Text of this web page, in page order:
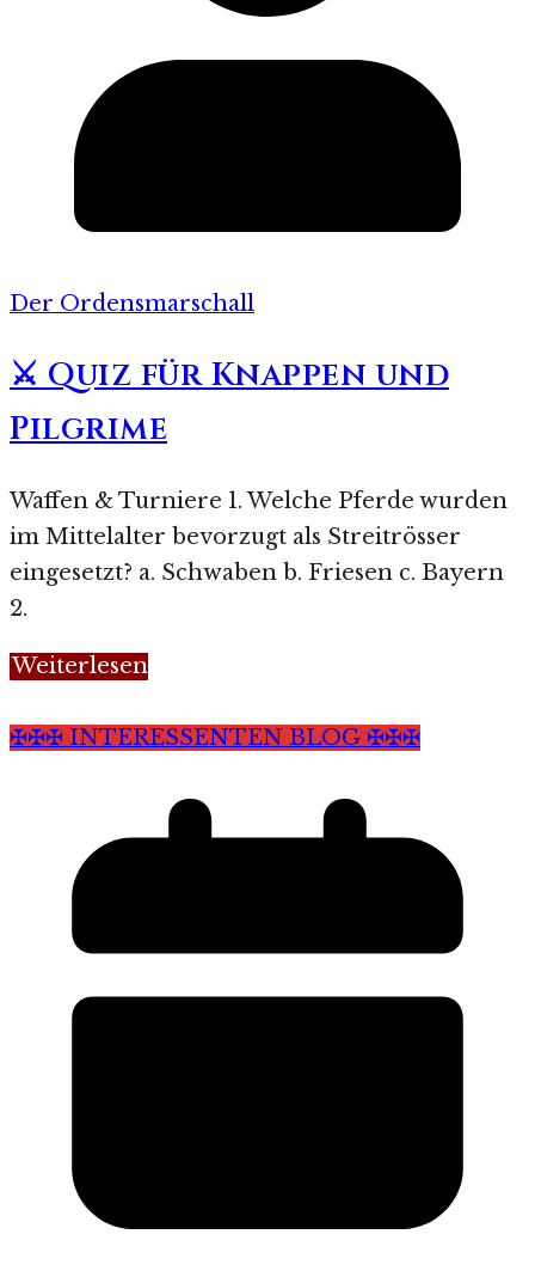
Der Ordensmarschall
⚔️ Quiz für Knappen und
Pilgrime
Waffen & Turniere 1. Welche Pferde wurden
im Mittelalter bevorzugt als Streitrösser
eingesetzt? a. Schwaben b. Friesen c. Bayern
2.
Weiterlesen
✠✠✠ INTERESSENTEN BLOG ✠✠✠